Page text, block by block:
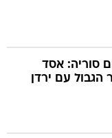
סוריה: אסד
עם ירדן